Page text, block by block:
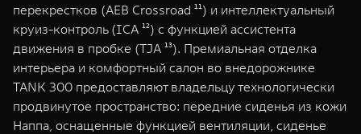
перекрестков (AEB Crossroad ¹¹) и интеллектуальный
круиз-контроль (ICA ¹²) с функцией ассистента
движения в пробке (TJA ¹³). Премиальная отделка
интерьера и комфортный салон во внедорожнике
TANK 300 предоставляют владельцу технологически
продвинутое пространство: передние сиденья из кожи
Наппа, оснащенные функцией вентиляции, сиденье